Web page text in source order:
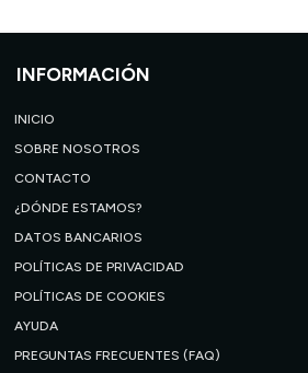
INFORMACIÓN
INICIO
SOBRE NOSOTROS
CONTACTO
¿DÓNDE ESTAMOS?
DATOS BANCARIOS
POLÍTICAS DE PRIVACIDAD
POLÍTICAS DE COOKIES
AYUDA
PREGUNTAS FRECUENTES (FAQ)